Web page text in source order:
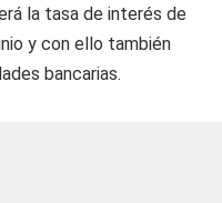
la tasa de interés de
y con ello también
bancarias.